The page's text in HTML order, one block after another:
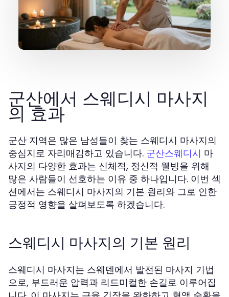
군산에서 스웨디시 마사지
의 효과
군산 지역은 많은 남성들이 찾는 스웨디시 마사지의
중심지로 자리매김하고 있습니다. 군산스웨디시 마
사지의 다양한 효과는 신체적, 정신적 웰빙을 위해
많은 사람들이 선호하는 이유 중 하나입니다. 이번 섹
션에서는 스웨디시 마사지의 기본 원리와 그로 인한
긍정적 영향을 살펴보도록 하겠습니다.
스웨디시 마사지의 기본 원리
스웨디시 마사지는 스웨덴에서 발전된 마사지 기법
으로, 부드러운 압력과 리드미컬한 손길로 이루어집